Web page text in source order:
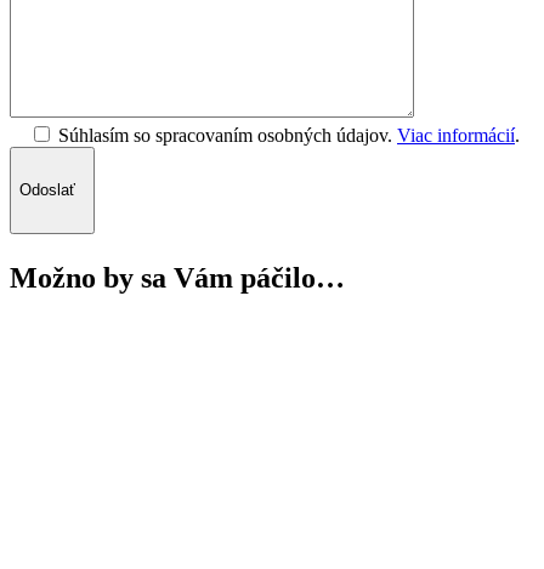
Súhlasím so spracovaním osobných údajov. Viac informácií.
Odoslať
Možno by sa Vám páčilo…